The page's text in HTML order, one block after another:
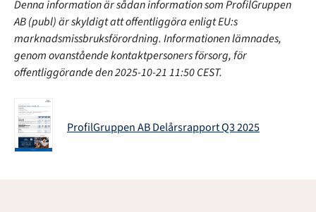
Denna information är sådan information som ProfilGruppen
AB (publ) är skyldigt att offentliggöra enligt EU:s
marknadsmissbruksförordning. Informationen lämnades,
genom ovanstående kontaktpersoners försorg, för
offentliggörande den 2025-10-21 11:50 CEST.
ProfilGruppen AB Delårsrapport Q3 2025